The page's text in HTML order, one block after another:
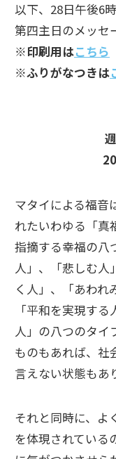
以下、28日午後6
第四主日のメッセ
※印刷用はこちら
※ふりがなつきは
マタイによる福音
れたいわゆる「真
指摘する幸福の八
人」、「悲しむ人
く人」、「あわれ
「平和を実現す
人」の八つのタイ
ものもあれば、社
言えない状態もあ
それと同時に、よ
を体現されている